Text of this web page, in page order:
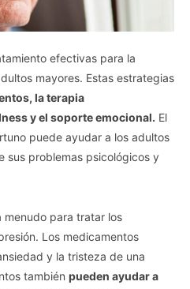
efectivas para la
mayores. Estas estrategias
la terapia
y el soporte emocional. El
puede ayudar a los adultos
sus problemas psicológicos y
menudo para tratar los
Los medicamentos
y la tristeza de una
también pueden ayudar a